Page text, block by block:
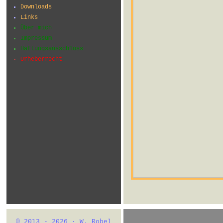
Downloads
Links
Über mich
Impressum
Haftungsausschluss
Urheberrecht